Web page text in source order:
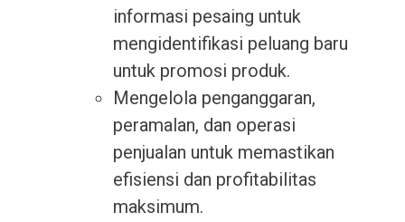
informasi pesaing untuk
mengidentifikasi peluang baru
untuk promosi produk.
Mengelola penganggaran,
peramalan, dan operasi
penjualan untuk memastikan
efisiensi dan profitabilitas
maksimum.